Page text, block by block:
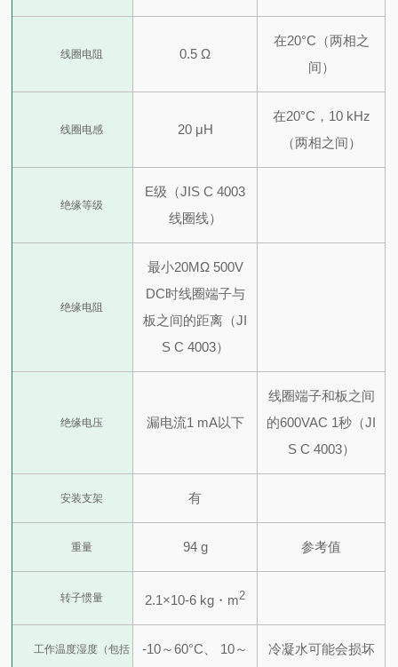
线圈电阻 0.5 Ω
在20°C（两相之
间）
线圈电感 20 μH
在20°C，10 kHz
（两相之间）
绝缘等级
E级（JIS C 4003
线圈线）
绝缘电阻
最小20MΩ 500V
DC时线圈端子与
板之间的距离（JI
S C 4003）
绝缘电压 漏电流1 mA以下
线圈端子和板之间
的600VAC 1秒（JI
S C 4003）
安装支架 有
重量 94 g 参考值
转子惯量 2.1×10-6 kg・m2
工作温度湿度（包括
-10～60°C、 10～
冷凝水可能会损坏